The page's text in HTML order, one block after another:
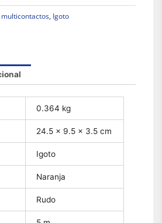
multicontactos, Igoto
0.364 kg
24.5 × 9.5 × 3.5 cm
Igoto
Naranja
Rudo